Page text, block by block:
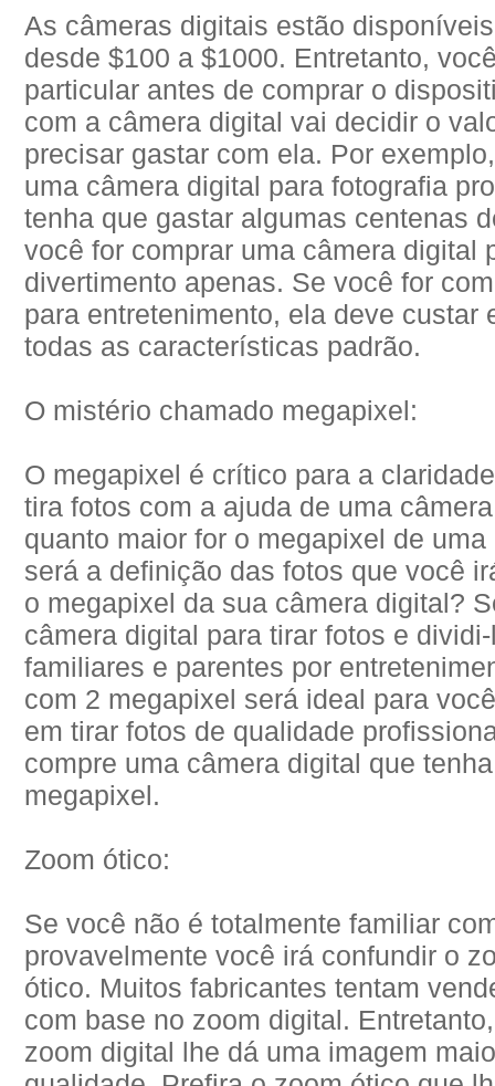
As câmeras digitais estão
desde $100 a $1000. Entretanto,
particular antes de comprar o
com a câmera digital vai decidir o
precisar gastar com ela. Por
uma câmera digital para fotografia
tenha que gastar algumas centenas
você for comprar uma câmera digital
divertimento apenas. Se você for
para entretenimento, ela deve custar
todas as características padrão.
O mistério chamado megapixel:
O megapixel é crítico para a
tira fotos com a ajuda de uma
quanto maior for o megapixel de
será a definição das fotos que você
o megapixel da sua câmera digital?
câmera digital para tirar fotos e
familiares e parentes por
com 2 megapixel será ideal para
em tirar fotos de qualidade
compre uma câmera digital que
megapixel.
Zoom ótico:
Se você não é totalmente familiar
provavelmente você irá confundir o
ótico. Muitos fabricantes tentam
com base no zoom digital.
zoom digital lhe dá uma imagem